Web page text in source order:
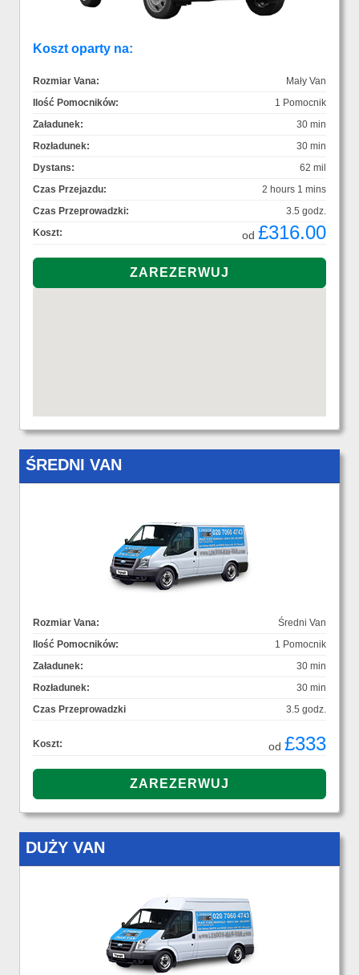
Koszt oparty na:
Rozmiar Vana:
Mały Van
Ilość Pomocników:
1 Pomocnik
Załadunek:
30 min
Rozładunek:
30 min
Dystans:
62 mil
Czas Przejazdu:
2 hours 1 mins
Czas Przeprowadzki:
3.5 godz.
Koszt:
od £316.00
ŚREDNI VAN
Rozmiar Vana:
Średni Van
Ilość Pomocników:
1 Pomocnik
Załadunek:
30 min
Rozładunek:
30 min
Czas Przeprowadzki
3.5 godz.
Koszt: od £333
DUŻY VAN